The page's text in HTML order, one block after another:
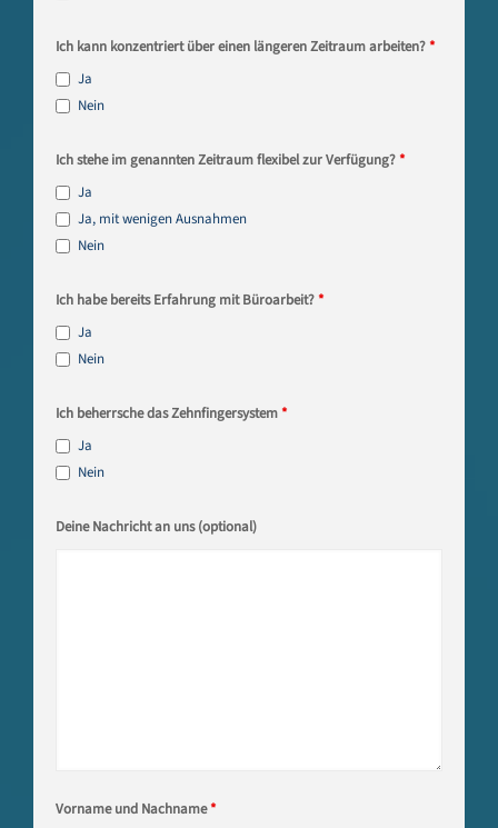
Ich kann konzentriert über einen längeren Zeitraum arbeiten?*
Ja
Nein
Ich stehe im genannten Zeitraum flexibel zur Verfügung?*
Ja
Ja, mit wenigen Ausnahmen
Nein
Ich habe bereits Erfahrung mit Büroarbeit?*
Ja
Nein
Ich beherrsche das Zehnfingersystem*
Ja
Nein
Deine Nachricht an uns (optional)
Vorname und Nachname*